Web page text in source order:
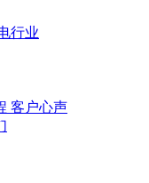
行业
客户心声